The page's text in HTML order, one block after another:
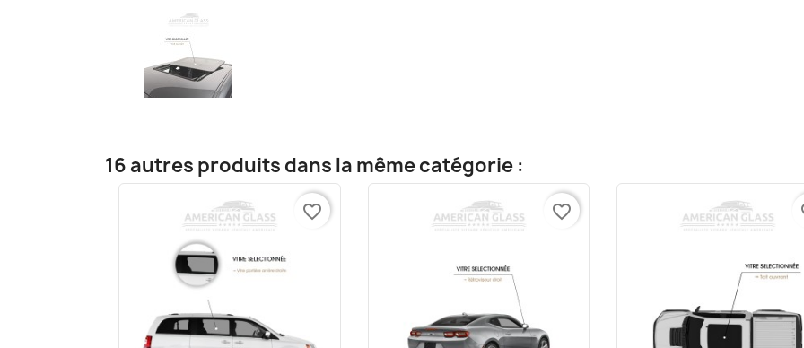
16 autres produits dans la même catégorie :
favorite_border favorite_border